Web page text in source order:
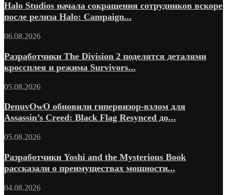
Halo Studios начала сокращения сотрудников вскоре
после релиза Halo: Campaign...
06.08.2026
Разработчики The Division 2 поделятся деталями
кроссплея и режима Survivors...
05.08.2026
DenuvOwO обновили гипервизор-взлом для
Assassin’s Creed: Black Flag Resynced до...
05.08.2026
Разработчики Yoshi and the Mysterious Book
рассказали о преимуществах мощности...
04.08.2026